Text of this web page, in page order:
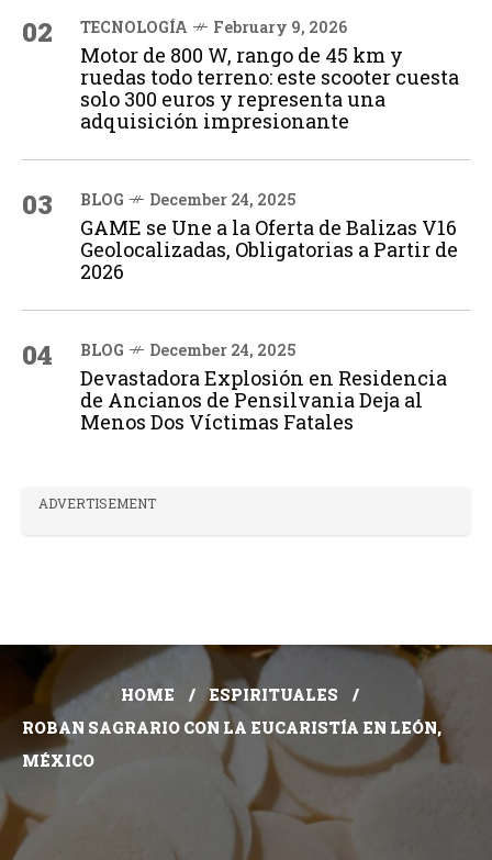
02 TECNOLOGÍA February 9, 2026
Motor de 800 W, rango de 45 km y
ruedas todo terreno: este scooter cuesta
solo 300 euros y representa una
adquisición impresionante
03 BLOG December 24, 2025
GAME se Une a la Oferta de Balizas V16
Geolocalizadas, Obligatorias a Partir de
2026
04 BLOG December 24, 2025
Devastadora Explosión en Residencia
de Ancianos de Pensilvania Deja al
Menos Dos Víctimas Fatales
ADVERTISEMENT
HOME
ESPIRITUALES
ROBAN SAGRARIO CON LA EUCARISTÍA EN LEÓN,
MÉXICO